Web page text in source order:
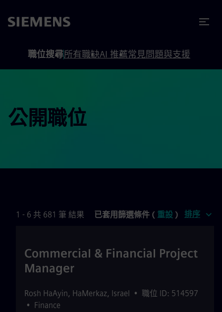
職位搜尋所有職缺AI 推薦常見問題與支援
公開職位
1 - 6 共 681 筆 結果 已套用篩選條件 ( 重設 ) 排序
Commercial & Financial Project
Manager
Rosh HaAyin, HaMerkaz, Israel • 職位 ID: 514597
• Finance